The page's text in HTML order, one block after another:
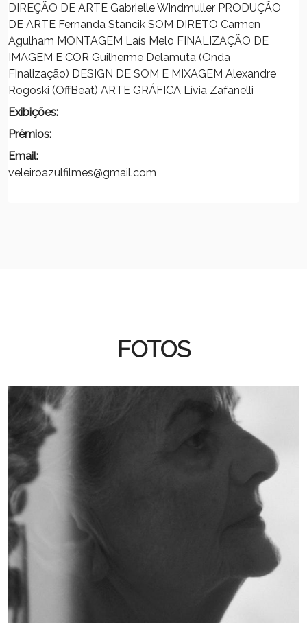
DIREÇÃO DE ARTE Gabrielle Windmuller PRODUÇÃO
DE ARTE Fernanda Stancik SOM DIRETO Carmen
Agulham MONTAGEM Laís Melo FINALIZAÇÃO DE
IMAGEM E COR Guilherme Delamuta (Onda
Finalização) DESIGN DE SOM E MIXAGEM Alexandre
Rogoski (OffBeat) ARTE GRÁFICA Lívia Zafanelli
Exibições:
Prêmios:
Email:
veleiroazulfilmes@gmail.com
FOTOS